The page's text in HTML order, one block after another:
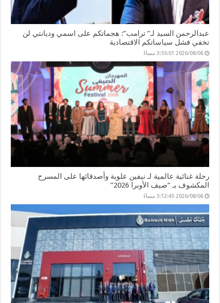
عبدالرحمن السيد لـ” ترامب”: هجماتكم على اسمي وديانتي لن
تخفي فشل سياساتكم الاقتصادية
2026/08/06 3:55:01 مساءً
رحلة غنائية عالمية لـ نيفين علوبة وأصدقائها على المسرح
المكشوف بـ “صيف الأوبرا 2026”
2026/08/06 3:12:45 مساءً